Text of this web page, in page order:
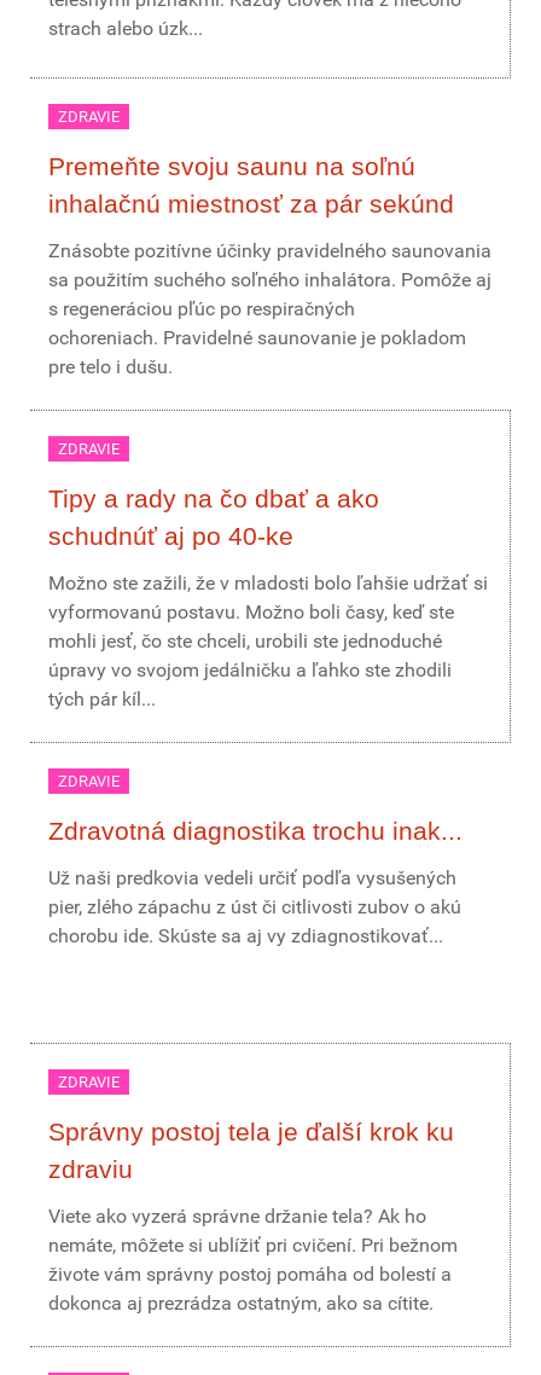
strach alebo úzk...
ZDRAVIE
Premeňte svoju saunu na soľnú
inhalačnú miestnosť za pár sekúnd
Znásobte pozitívne účinky pravidelného saunovania
sa použitím suchého soľného inhalátora. Pomôže aj
s regeneráciou pľúc po respiračných
ochoreniach. Pravidelné saunovanie je pokladom
pre telo i dušu.
ZDRAVIE
Tipy a rady na čo dbať a ako
schudnúť aj po 40-ke
Možno ste zažili, že v mladosti bolo ľahšie udržať si
vyformovanú postavu. Možno boli časy, keď ste
mohli jesť, čo ste chceli, urobili ste jednoduché
úpravy vo svojom jedálničku a ľahko ste zhodili
tých pár kíl...
ZDRAVIE
Zdravotná diagnostika trochu inak...
Už naši predkovia vedeli určiť podľa vysušených
pier, zlého zápachu z úst či citlivosti zubov o akú
chorobu ide. Skúste sa aj vy zdiagnostikovať...
ZDRAVIE
Správny postoj tela je ďalší krok ku
zdraviu
Viete ako vyzerá správne držanie tela? Ak ho
nemáte, môžete si ublížiť pri cvičení. Pri bežnom
živote vám správny postoj pomáha od bolestí a
dokonca aj prezrádza ostatným, ako sa cítite.